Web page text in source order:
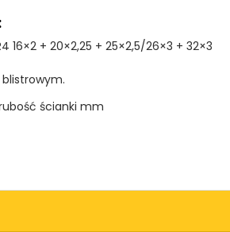
16×2 + 20×2,25 + 25×2,5/26×3 + 32×3
ścianki mm